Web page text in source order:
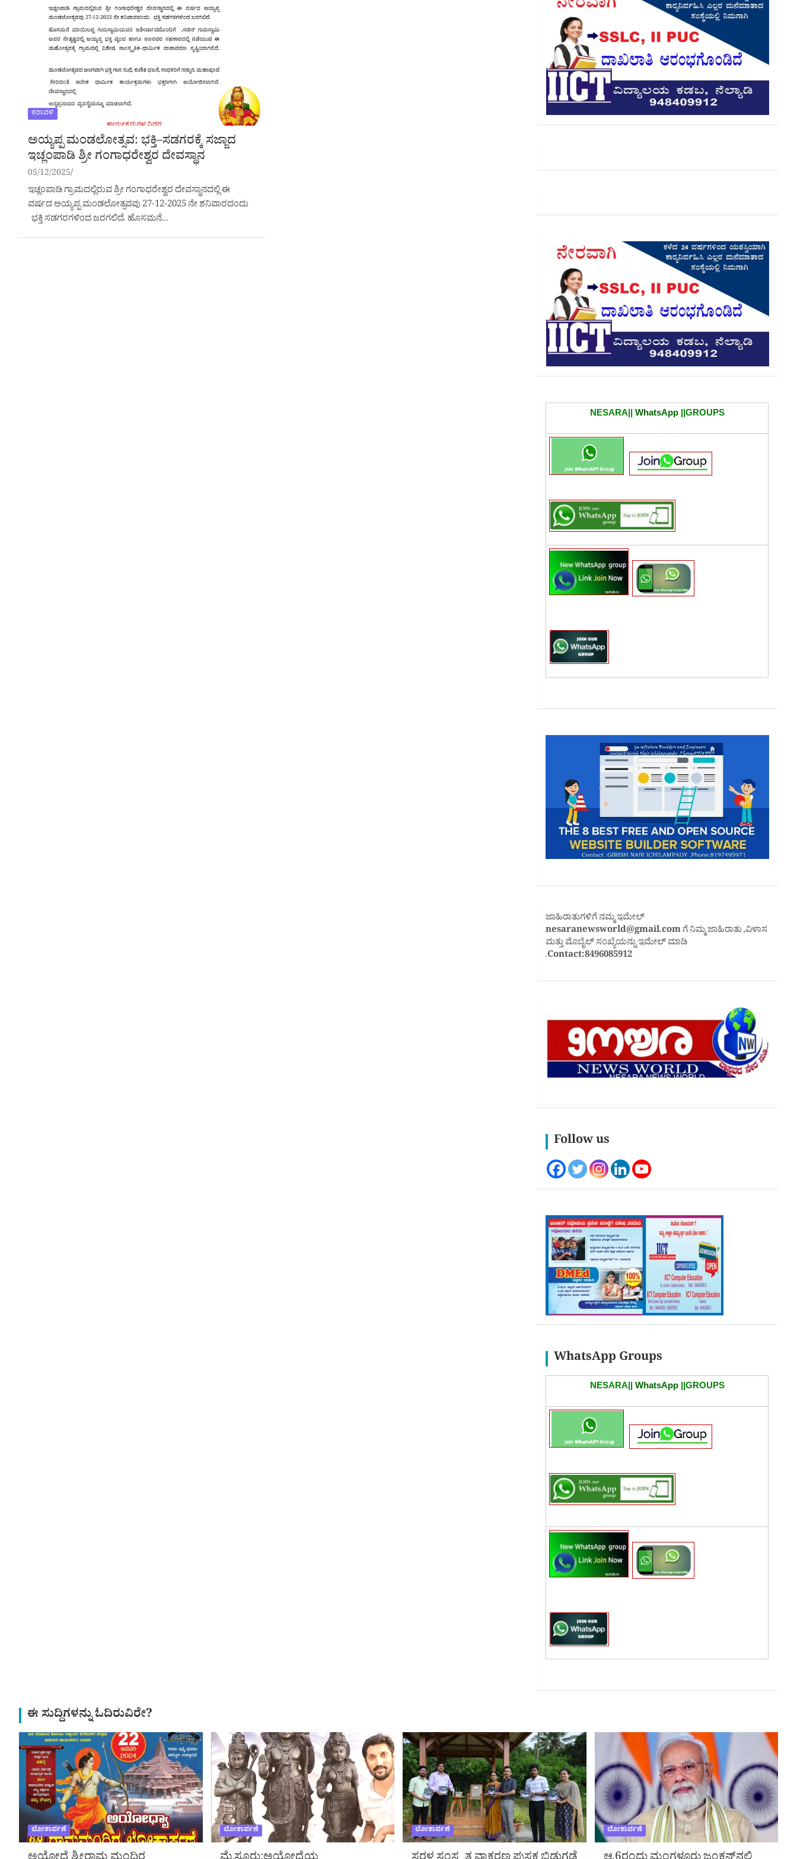
ಕರಾವಳಿ
ಅಯ್ಯಪ್ಪ ಮಂಡಲೋತ್ಸವ: ಭಕ್ತಿ–ಸಡಗರಕ್ಕೆ ಸಜ್ಜಾದ
ಇಚ್ಲಂಪಾಡಿ ಶ್ರೀ ಗಂಗಾಧರೇಶ್ವರ ದೇವಸ್ಥಾನ
05/12/2025
ಇಚ್ಲಂಪಾಡಿ ಗ್ರಾಮದಲ್ಲಿರುವ ಶ್ರೀ ಗಂಗಾಧರೇಶ್ವರ ದೇವಸ್ಥಾನದಲ್ಲಿ ಈ
ವರ್ಷದ ಅಯ್ಯಪ್ಪ ಮಂಡಲೋತ್ಸವವು 27-12-2025 ನೇ ಶನಿವಾರದಂದು
ಭಕ್ತಿ ಸಡಗರಗಳಿಂದ ಜರಗಲಿದೆ. ಹೊಸಮನೆ…
NESARA|| WhatsApp||GROUPS
ಜಾಹಿರಾತುಗಳಿಗೆ ನಮ್ಮ ಇಮೇಲ್
nesaranewsworld@gmail.comಗೆ ನಿಮ್ಮ ಜಾಹಿರಾತು ,ವಿಳಾಸ
ಮತ್ತು ಮೊಬೈಲ್ ಸಂಖ್ಯೆಯನ್ನು ಇಮೇಲ್ ಮಾಡಿ
.Contact:8496085912
Follow us
WhatsApp Groups
NESARA|| WhatsApp||GROUPS
ಈ ಸುದ್ದಿಗಳನ್ನು ಓದಿರುವಿರೇ?
ಲೋಕಾರ್ಪಣೆ ಲೋಕಾರ್ಪಣೆ ಲೋಕಾರ್ಪಣೆ ಲೋಕಾರ್ಪಣೆ